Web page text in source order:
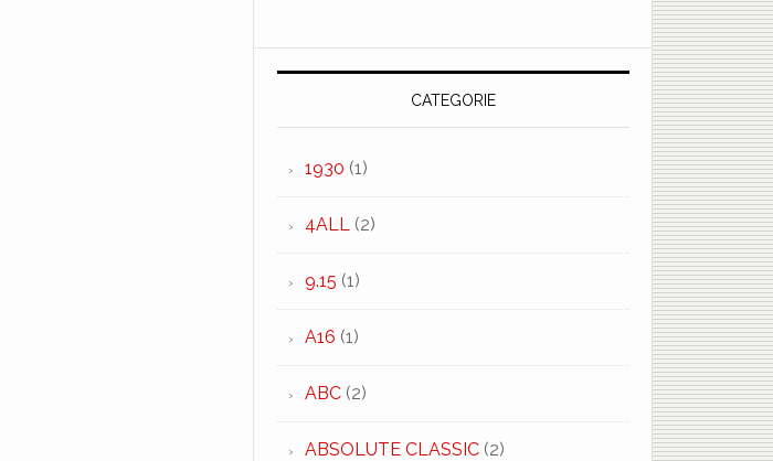
CATEGORIE
1930 (1)
4ALL (2)
9.15 (1)
A16 (1)
ABC(2)
ABSOLUTE CLASSIC(2)